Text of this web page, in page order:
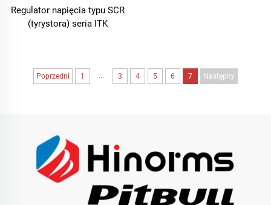
Regulator napięcia typu SCR
(tyrystora) seria ITK
Poprzedni 1 ... 3 4 5 6 7 Następny